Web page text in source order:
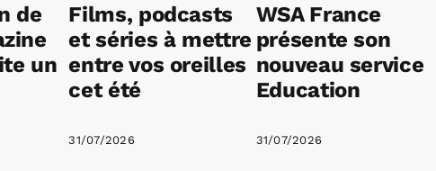
de
un
Films, podcasts
et séries à mettre
entre vos oreilles
cet été
31/07/2026
WSA France
présente son
nouveau service
Education
31/07/2026